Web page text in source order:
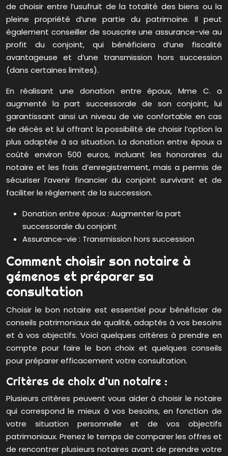
de choisir entre l’usufruit de la totalité des biens ou la
pleine propriété d’une partie du patrimoine. Il peut
également conseiller de souscrire une assurance-vie au
profit du conjoint, qui bénéficiera d’une fiscalité
avantageuse et d’une transmission hors succession
(dans certaines limites).
En réalisant une donation entre époux, Mme C. a
augmenté la part successorale de son conjoint, lui
garantissant ainsi un niveau de vie confortable en cas
de décès et lui offrant la possibilité de choisir l’option la
plus adaptée à sa situation. La donation entre époux a
coûté environ 500 euros, incluant les honoraires du
notaire et les frais d’enregistrement, mais a permis de
sécuriser l’avenir financier du conjoint survivant et de
faciliter le règlement de la succession.
Donation entre époux : Augmenter la part
successorale du conjoint
Assurance-vie : Transmission hors succession
Comment choisir son notaire à
gémenos et préparer sa
consultation
Choisir le bon notaire est essentiel pour bénéficier de
conseils patrimoniaux de qualité, adaptés à vos besoins
et à vos objectifs. Voici quelques critères à prendre en
compte pour faire le bon choix et quelques conseils
pour préparer efficacement votre consultation.
Critères de choix d’un notaire :
Plusieurs critères peuvent vous aider à choisir le notaire
qui correspond le mieux à vos besoins, en fonction de
votre situation personnelle et de vos objectifs
patrimoniaux. Prenez le temps de comparer les offres et
de rencontrer plusieurs notaires avant de prendre votre